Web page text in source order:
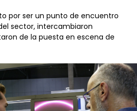
por ser un punto de encuentro
sector, intercambiaron
de la puesta en escena de